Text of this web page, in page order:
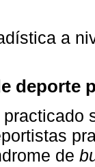
a
deporte
de